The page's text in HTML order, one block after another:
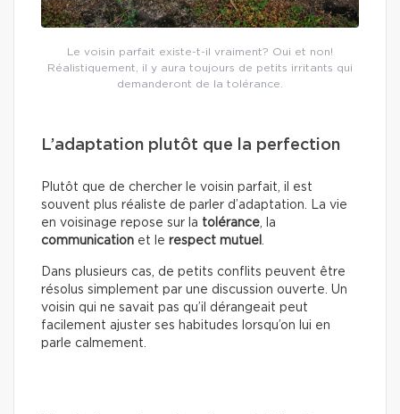
Le voisin parfait existe-t-il vraiment? Oui et non!
Réalistiquement, il y aura toujours de petits irritants qui
demanderont de la tolérance.
L’adaptation plutôt que la perfection
Plutôt que de chercher le voisin parfait, il est
souvent plus réaliste de parler d’adaptation. La vie
en voisinage repose sur la tolérance, la
communication et le respect mutuel .
Dans plusieurs cas, de petits conflits peuvent être
résolus simplement par une discussion ouverte. Un
voisin qui ne savait pas qu’il dérangeait peut
facilement ajuster ses habitudes lorsqu’on lui en
parle calmement.